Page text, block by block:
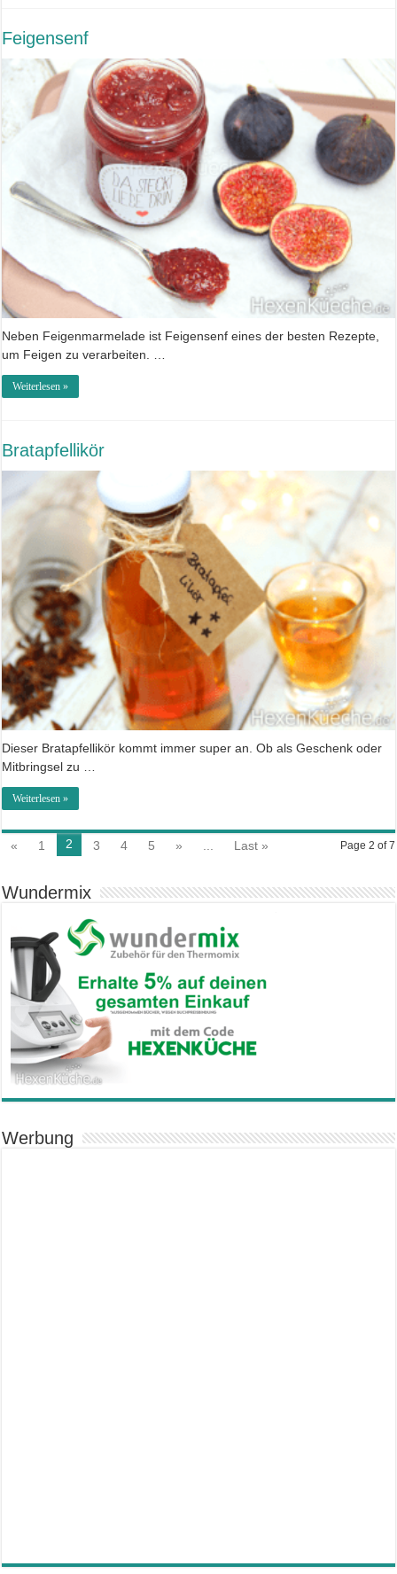
Feigensenf
Neben Feigenmarmelade ist Feigensenf eines der besten Rezepte,
um Feigen zu verarbeiten. …
Weiterlesen »
Bratapfellikör
Dieser Bratapfellikör kommt immer super an. Ob als Geschenk oder
Mitbringsel zu …
Weiterlesen »
Page 2 of 7
« 1 2 3 4 5 » ... Last »
Wundermix
Werbung